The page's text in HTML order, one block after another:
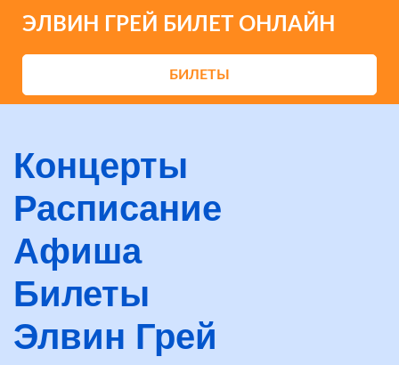
ЭЛВИН ГРЕЙ БИЛЕТ ОНЛАЙН
БИЛЕТЫ
Концерты
Расписание
Афиша
Билеты
Элвин Грей